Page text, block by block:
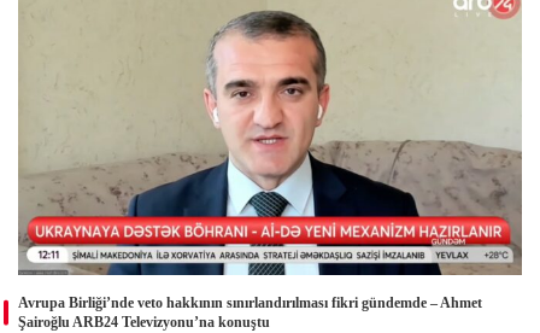
Avrupa Birliği’nde veto hakkının sınırlandırılması fikri gündemde – Ahmet
Şairoğlu ARB24 Televizyonu’na konuştu